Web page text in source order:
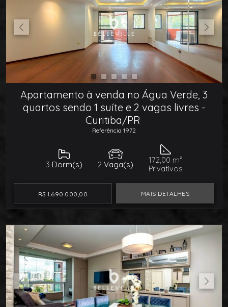
Apartamento à venda no Água Verde, 3
quartos sendo 1 suíte e 2 vagas livres -
Curitiba/PR
Referência 1972
3 Dorm(s) 2 Vaga(s)
172,00 m²
Privativos
R$ 1.690.000,00 MAIS DETALHES